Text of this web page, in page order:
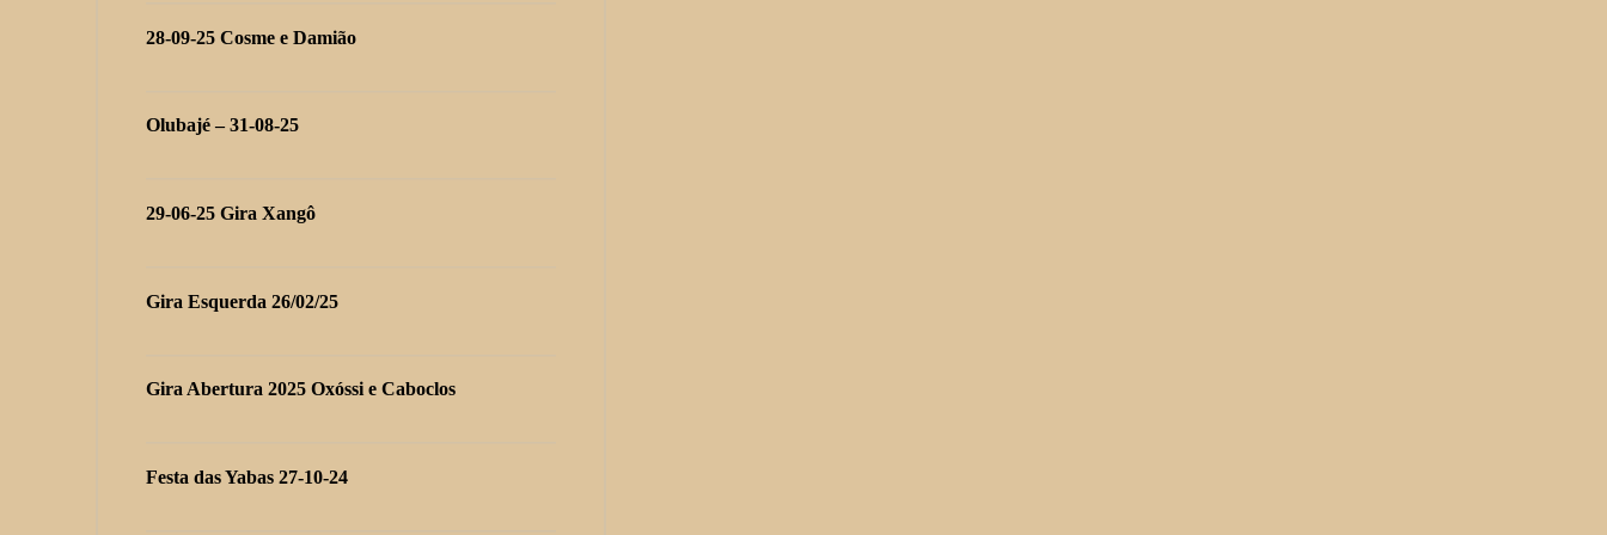
28-09-25 Cosme e Damião
Olubajé – 31-08-25
29-06-25 Gira Xangô
Gira Esquerda 26/02/25
Gira Abertura 2025 Oxóssi e Caboclos
Festa das Yabas 27-10-24